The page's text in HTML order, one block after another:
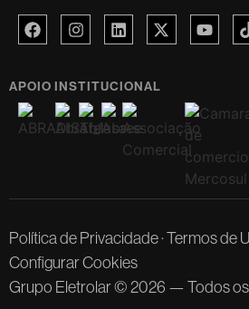
APOIO INSTITUCIONAL
Grupo Eletrolar © 2026 — Todos
Política de Privacidade· Termos de
Configurar Cookies